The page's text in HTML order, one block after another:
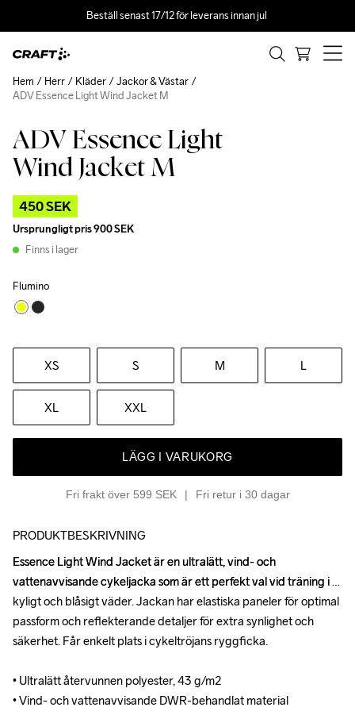
Beställ senast 17/12 för leverans innan jul
ADV Essence Light
Wind Jacket M
450 SEK
Ursprungligt pris900 SEK
Finns i lager
Flumino
XS S M L
XL XXL
LÄGG I VARUKORG
Fri frakt över 599 SEK Fri retur i 30 dagar
Hem Herr Kläder
Jackor & Västar
ADV Essence Light Wind Jacket M
Outlet Recycled
PRODUKTBESKRIVNING
Essence Light Wind Jacket är en ultralätt, vind- och
vattenavvisande cykeljacka som är ett perfekt val vid träning i
kyligt och blåsigt väder. Jackan har elastiska paneler för optimal
passform och reflekterande detaljer för extra synlighet och
säkerhet. Får enkelt plats i cykeltröjans ryggficka.
• Ultralätt återvunnen polyester, 43 g/m2
• Vind- och vattenavvisande DWR-behandlat material
Essence Light Wind Jacket är en ultralätt, vind- och
vattenavvisande cykeljacka som är ett perfekt val vid träning i
kyligt och blåsigt väder. Jackan har elastiska paneler för optimal
passform och reflekterande detaljer för extra synlighet och
säkerhet. Får enkelt plats i cykeltröjans ryggficka.
• Ultralätt återvunnen polyester, 43 g/m2
• Vind- och vattenavvisande DWR-behandlat material